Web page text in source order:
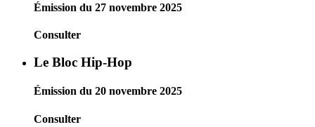
Émission du 27 novembre 2025
Consulter
Le Bloc Hip-Hop
Émission du 20 novembre 2025
Consulter